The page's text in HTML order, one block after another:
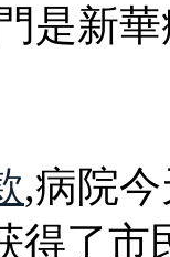
是新
,病院
得了市